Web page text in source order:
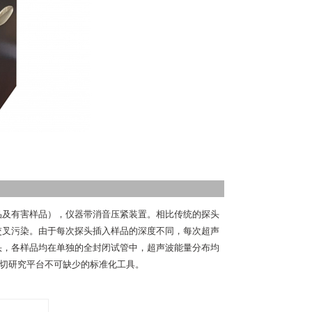
有害样品），仪器带消音压紧装置。相比传统的探头
污染。由于每次探头插入样品的深度不同，每次超声
各样品均在单独的全封闭试管中，超声波能量分布均
研究平台不可缺少的标准化工具。